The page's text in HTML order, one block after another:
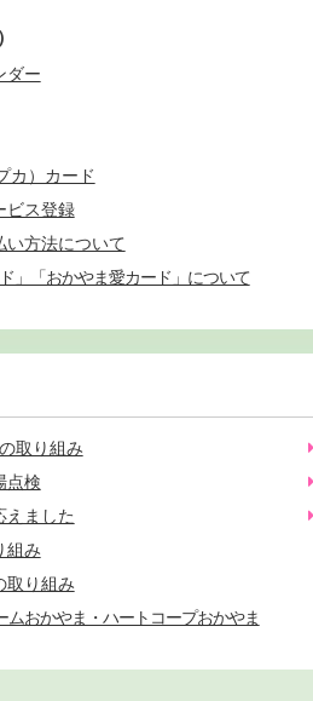
ダー
カ）カード
ビス登録
い方法について
」「おかやま愛カード」について
取り組み
点検
えました
組み
取り組み
ムおかやま・ハートコープおかやま